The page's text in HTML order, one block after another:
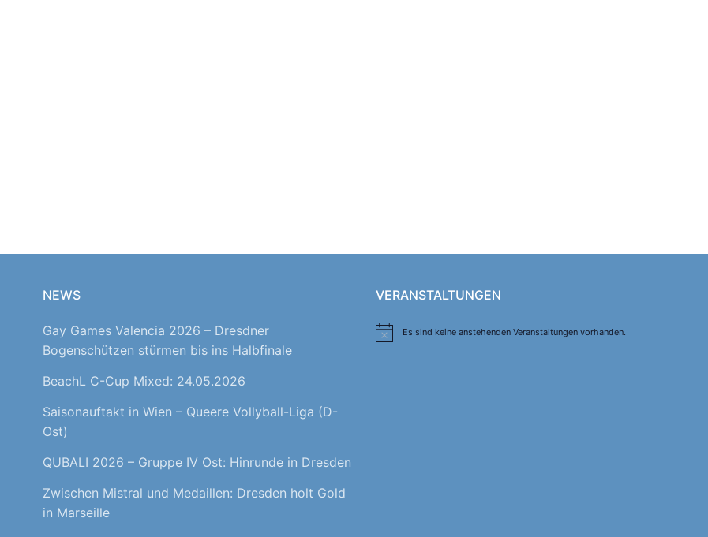
NEWS
Gay Games Valencia 2026 – Dresdner
Bogenschützen stürmen bis ins Halbfinale
BeachL C-Cup Mixed: 24.05.2026
Saisonauftakt in Wien – Queere Vollyball-Liga (D-
Ost)
QUBALI 2026 – Gruppe IV Ost: Hinrunde in Dresden
Zwischen Mistral und Medaillen: Dresden holt Gold
in Marseille
VERANSTALTUNGEN
HinweisEs sind keine anstehenden Veranstaltungen vorhanden.